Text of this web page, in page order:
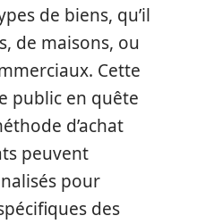
de biens, qu’il
de maisons, ou
Cette
public en quête
d’achat
peuvent
pour
des